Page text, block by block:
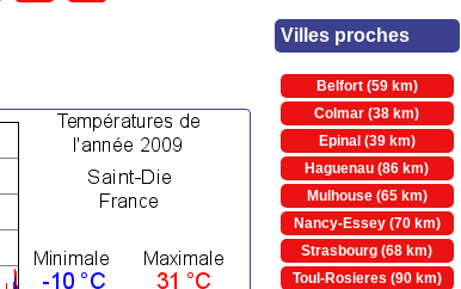
Villes proches
Belfort (59 km)
Colmar (38 km)
Epinal (39 km)
Haguenau (86 km)
Mulhouse (65 km)
Nancy-Essey (70 km)
Strasbourg (68 km)
Toul-Rosieres (90 km)